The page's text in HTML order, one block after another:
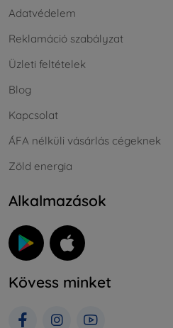
Adatvédelem
Reklamáció szabályzat
Üzleti feltételek
Blog
Kapcsolat
ÁFA nélküli vásárlás cégeknek
Zöld energia
Alkalmazások
Kövess minket